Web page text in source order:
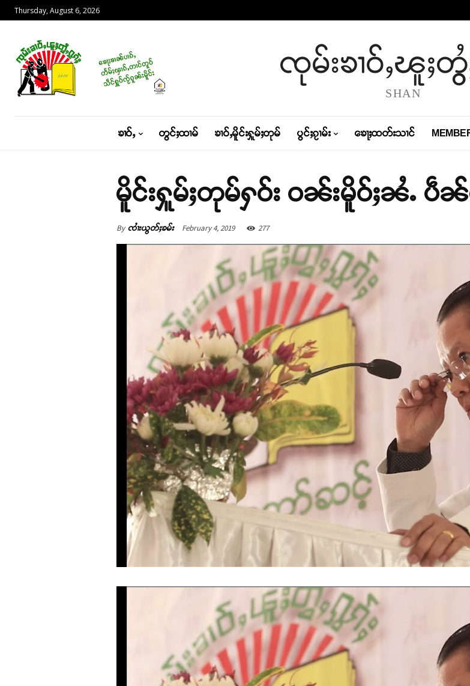
Thursday, August 6, 2026
ၸုမ်းၶၢဝ်ႇၽူႈတွႆ
SHAN
ၶၢဝ်ႇ တွင်ႈထၢမ် ၶၢဝ်ႇမိူင်းႁူမ်ႈတုမ် ပွင်ႈၵႂၢမ်း ၶေႃႈထတ်းသၢင်
မိူင်းႁူမ်ႈတုမ်ႁဝ်း ဝၼ်းမိူဝ်ႈၼႆႉ ပဵ
By ၸၢႆးယွတ်ႈၶမ်း February 4, 2019 277